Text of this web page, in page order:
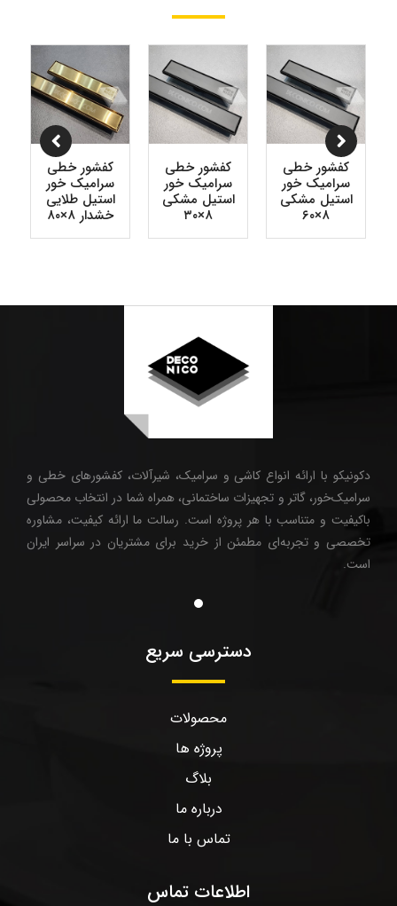
کفشور خطی
سرامیک خور
استیل مشکی
۸×۶۰
کفشور خطی
سرامیک خور
استیل مشکی
۸×۳۰
کفشور خطی
سرامیک خور
استیل طلایی
خشدار ۸×۸۰
دکونیکو با ارائه انواع کاشی و سرامیک، شیرآلات، کفشورهای خطی و
سرامیک‌خور، گاتر و تجهیزات ساختمانی، همراه شما در انتخاب محصولی
باکیفیت و متناسب با هر پروژه است. رسالت ما ارائه کیفیت، مشاوره
تخصصی و تجربه‌ای مطمئن از خرید برای مشتریان در سراسر ایران
است.
دسترسی سریع
محصولات
پروژه ها
بلاگ
درباره ما
تماس با ما
اطلاعات تماس